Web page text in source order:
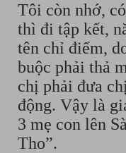
Tôi còn nhớ,
thì đi tập kết,
tên chỉ điểm,
buộc phải thả
chị phải đưa
động. Vậy là
3 mẹ con lên
Tho”.